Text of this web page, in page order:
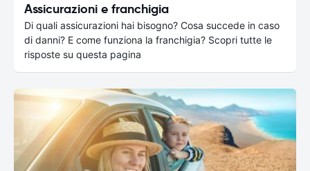
Assicurazioni e franchigia
Di quali assicurazioni hai bisogno? Cosa succede in caso
di danni? E come funziona la franchigia? Scopri tutte le
risposte su questa pagina